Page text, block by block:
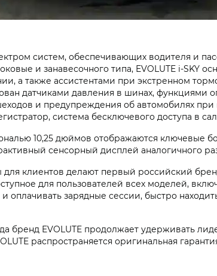
систем, обеспечивающих водителя и
и занавесочного типа, EVOLUTE i‑SKY
а также ассистентами при экстренном
датчиками давления в шинах, функциями
и предупреждения об автомобилях
система бесключевого доступа в
10,25 дюймов отображаются ключевые
сенсорный дисплей аналогичного
клиентов делают первый российский
для пользователей всех моделей,
оплачивать зарядные сессии, быстро
бренд EVOLUTE продолжает удерживать
распространяется оригинальная